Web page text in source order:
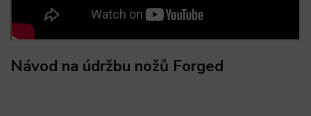
Návod na údržbu nožů Forged